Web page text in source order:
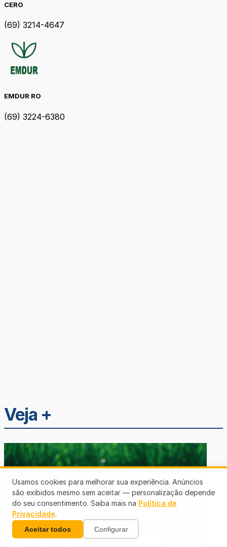
CERO
(69) 3214-4647
EMDUR RO
(69) 3224-6380
Veja +
Usamos cookies para melhorar sua experiência. Anúncios
são exibidos mesmo sem aceitar — personalização depende
do seu consentimento. Saiba mais na Política de
Privacidade.
Aceitar todos Configurar